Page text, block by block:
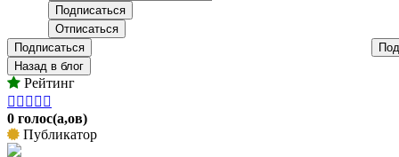
Подписаться
Назад в блог
Рейтинг
    
0 голос(а,ов)
Публикатор